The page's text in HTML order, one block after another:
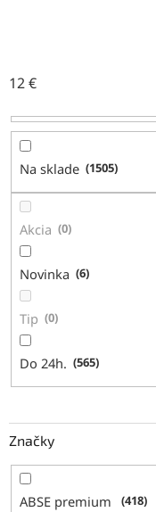
e
r
o
k
12€
Na sklade 1505
Akcia 0
Novinka 6
Tip 0
Do 24h. 565
Značky
ABSE premium 418